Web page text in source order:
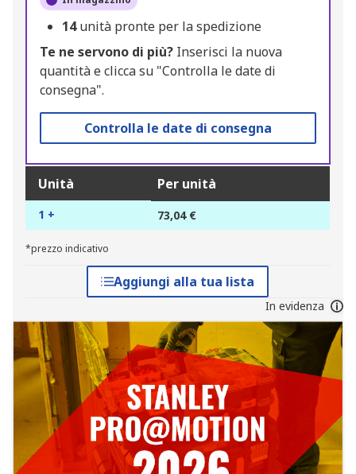
14unità pronte per la spedizione
Te ne servono di più? Inserisci la nuova
quantità e clicca su "Controlla le date di
consegna".
Controlla le date di consegna
Unità Per unità
1 + 73,04 €
*prezzo indicativo
Aggiungi alla tua lista
In evidenza